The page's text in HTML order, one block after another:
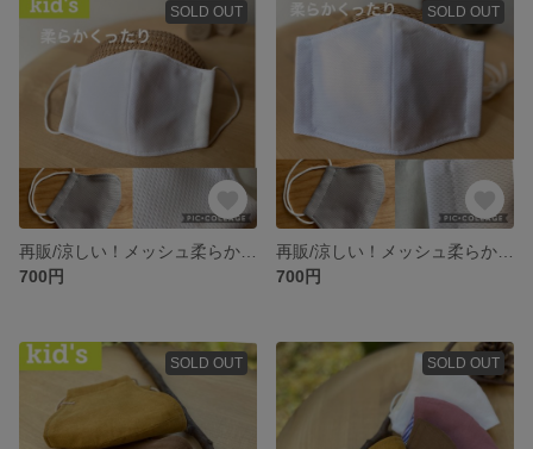
SOLD OUT
700円
SOLD OUT
700円
SOLD OUT SOLD OUT